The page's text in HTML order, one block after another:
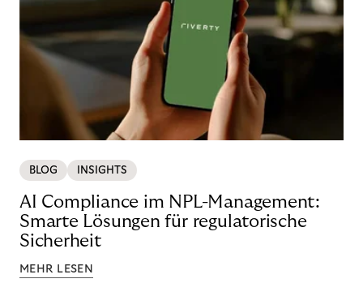
BLOG INSIGHTS
AI Compliance im NPL-Management:
Smarte Lösungen für regulatorische
Sicherheit
MEHR LESEN